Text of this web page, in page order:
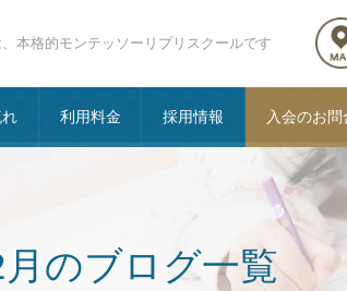
本格的モンテッソーリプリスクールです
れ 利用料金 採用情報 入会のお問
月のブログ一覧